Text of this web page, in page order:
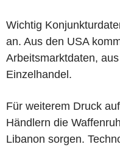
Wichtig
an. Aus den USA
Arbeitsmarktdaten,
Einzelhandel.
Für weiterem Druck
Händlern die
Libanon sorgen.